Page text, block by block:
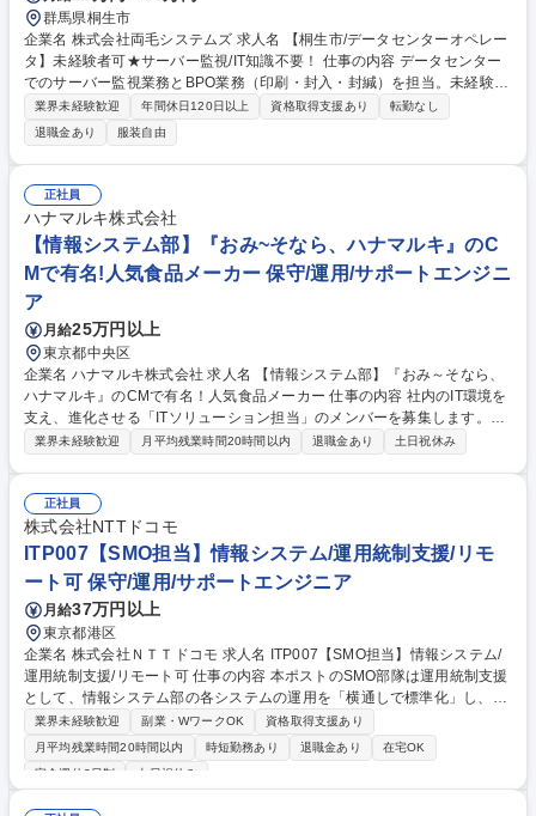
群馬県桐生市
企業名 株式会社両毛システムズ 求人名 【桐生市/データセンターオペレー
タ】未経験者可★サーバー監視/IT知識不要！ 仕事の内容 データセンター
でのサーバー監視業務とBPO業務（印刷・封入・封緘）を担当。未経験で
もOJTで段階的に習得可能。24時間3交替制のシフト勤務で平日休みや連
休取得も可能。キャリアアップの道も複数用意しています。 【1】サーバ
ー監視業務：専用ツールを使用したシステム監視、異常時のエスカレーシ
ョン、サーバーの目視点検など 【2】BPO業務：お客様データの印刷、裁
断・圧着・封入封緘などの後処理作業 【3】2拠点（本社DC・RSDC）で
の勤務となり、シフトにより勤務場所が変わります 【4】24時間3交替制
（1週間単位でシフト変更）で、チーム内で協力して業務を遂行します。
募集職種 【桐生市/データセンターオペレータ】未経験者可★サーバー監
視/IT知識不要！
業界未経験歓迎 年間休日120日以上 資格取得支援あり
転勤なし
退職金あり
服装自由
正社員
ハナマルキ株式会社
【情報システム部】『おみ~そなら、ハナマルキ』のC
Mで有名!人気食品メーカー 保守/運用/サポートエンジニ
ア
月給25万円以上
東京都中央区
企業名 ハナマルキ株式会社 求人名 【情報システム部】『おみ～そなら、
ハナマルキ』のCMで有名！人気食品メーカー 仕事の内容 社内のIT環境を
支え、進化させる「ITソリューション担当」のメンバーを募集します。
「AIやITで未来の働き方をつくる」というモットーのもと、以下の役割を
等、IT環境の構築・整備 ・情報セキュリティ： 技術的な対策（システム
構築・監視）と組織的な安全対策 ・IT相談窓口：従業員からのITに関する
問い合わせ対応（ヘルプデスク） ・次世代の働き方改革：AIやRPAを業務
効率化の企画・導入 募集職種 【情報システム部】『おみ～そなら、ハナ
マルキ』のCMで有名！人気食品メーカー
業界未経験歓迎 月平均残業時間20時間以内 退職金あり 土日祝休み
正社員
株式会社NTTドコモ
ITP007【SMO担当】情報システム/運用統制支援/リモ
ート可 保守/運用/サポートエンジニア
月給37万円以上
東京都港区
企業名 株式会社ＮＴＴドコモ 求人名 ITP007【SMO担当】情報システム/
運用統制支援/リモート可 仕事の内容 本ポストのSMO部隊は運用統制支援
として、情報システム部の各システムの運用を「横通しで標準化」し、有
事（重大なシステム障害）の際には復旧に向けた統制・指揮を行うミッシ
ョンを担っています。 ■平時の準備：部内の各システムの窓口と連携しな
がら、ガイドライン・マニュアルの整備を企画・推進する業務/部内の各シ
を実施する業務 ■有事の統制：有事（重大障害）の際の統制を役割に応じ
業界未経験歓迎 副業・WワークOK
資格取得支援あり
月平均残業時間20時間以内
時短勤務あり 退職金あり
在宅OK
完全週休2日制
土日祝休み